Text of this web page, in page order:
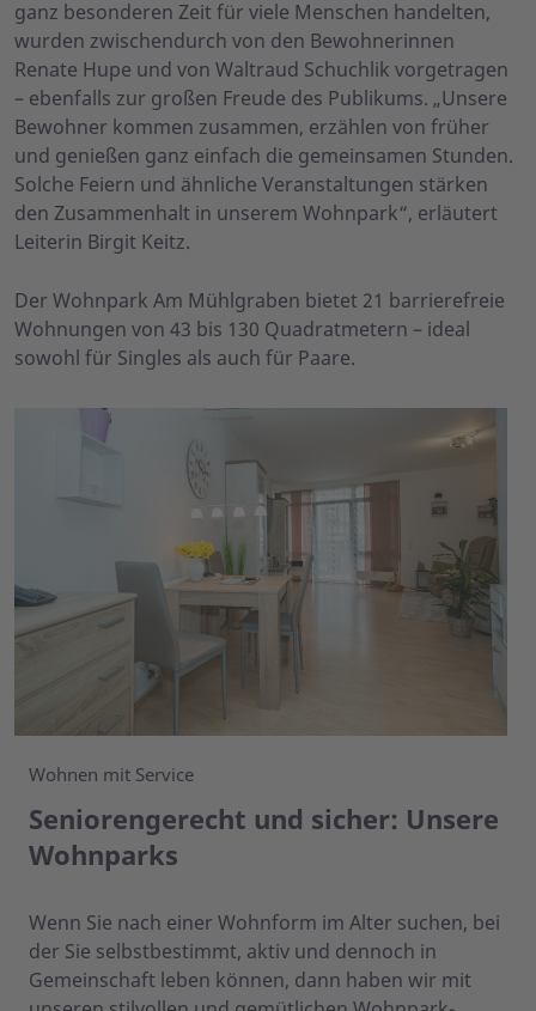
ganz besonderen Zeit für viele Menschen handelten,
wurden zwischendurch von den Bewohnerinnen
Renate Hupe und von Waltraud Schuchlik vorgetragen
– ebenfalls zur großen Freude des Publikums. „Unsere
Bewohner kommen zusammen, erzählen von früher
und genießen ganz einfach die gemeinsamen Stunden.
Solche Feiern und ähnliche Veranstaltungen stärken
den Zusammenhalt in unserem Wohnpark“, erläutert
Leiterin Birgit Keitz.
Der Wohnpark Am Mühlgraben bietet 21 barrierefreie
Wohnungen von 43 bis 130 Quadratmetern – ideal
sowohl für Singles als auch für Paare.
Wohnen mit Service
Seniorengerecht und sicher: Unsere
Wohnparks
Wenn Sie nach einer Wohnform im Alter suchen, bei
der Sie selbstbestimmt, aktiv und dennoch in
Gemeinschaft leben können, dann haben wir mit